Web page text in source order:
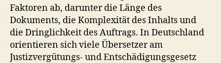
Faktoren ab, darunter die Länge des
Dokuments, die Komplexität des Inhalts und
die Dringlichkeit des Auftrags. In Deutschland
orientieren sich viele Übersetzer am
Justizvergütungs- und Entschädigungsgesetz